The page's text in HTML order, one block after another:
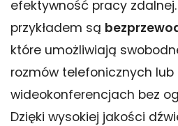
efektywność pracy
przykładem są
które umożliwiają
rozmów telefonicznych
wideokonferencjach bez
Dzięki wysokiej jakości